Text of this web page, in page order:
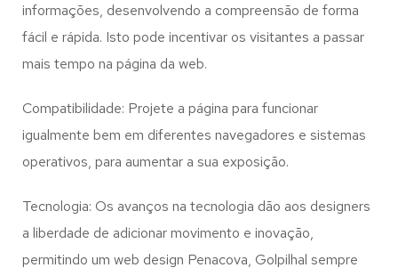
informações, desenvolvendo a compreensão de forma
fácil e rápida. Isto pode incentivar os visitantes a passar
mais tempo na página da web.
Compatibilidade: Projete a página para funcionar
igualmente bem em diferentes navegadores e sistemas
operativos, para aumentar a sua exposição.
Tecnologia: Os avanços na tecnologia dão aos designers
a liberdade de adicionar movimento e inovação,
permitindo um web design Penacova, Golpilhal sempre